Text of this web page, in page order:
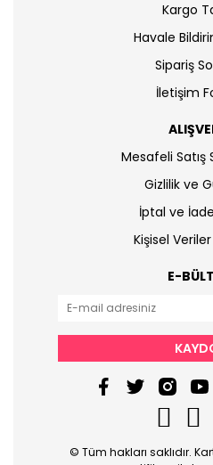
Kargo
Havale
Sipariş
İletişim
Mesafeli Satış
Gizlilik ve
İptal ve
Kişisel
E-
© Tüm hakları saklıdır.